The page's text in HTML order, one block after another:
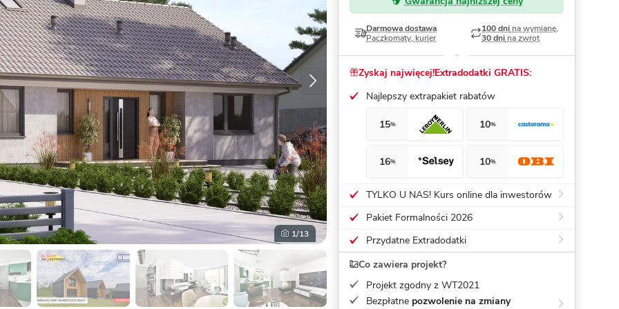
Dom pasywny- co to znaczy
1/13
Darmowa dostawa
Paczkomaty, kurier
100 dni na wymianę,
30 dni na zwrot
Zyskaj najwięcej!Extradodatki GRATIS:
Najlepszy extrapakiet rabatów
15% 10%
16% 10%
TYLKO U NAS! Kurs online dla inwestorów
Pakiet Formalności 2026
Przydatne Extradodatki
Co zawiera projekt?
Projekt zgodny z WT2021
Bezpłatne pozwolenie na zmiany